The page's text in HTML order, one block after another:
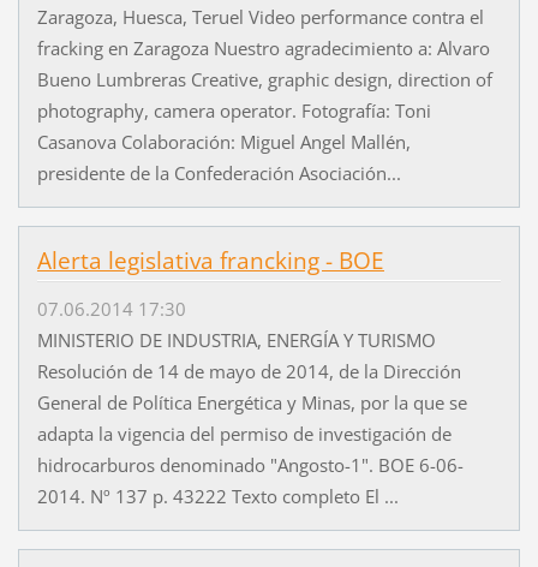
Zaragoza, Huesca, Teruel Video performance contra el
fracking en Zaragoza Nuestro agradecimiento a: Alvaro
Bueno Lumbreras Creative, graphic design, direction of
photography, camera operator. Fotografía: Toni
Casanova Colaboración: Miguel Angel Mallén,
presidente de la Confederación Asociación...
Alerta legislativa francking - BOE
07.06.2014 17:30
MINISTERIO DE INDUSTRIA, ENERGÍA Y TURISMO
Resolución de 14 de mayo de 2014, de la Dirección
General de Política Energética y Minas, por la que se
adapta la vigencia del permiso de investigación de
hidrocarburos denominado "Angosto-1". BOE 6-06-
2014. Nº 137 p. 43222 Texto completo El ...